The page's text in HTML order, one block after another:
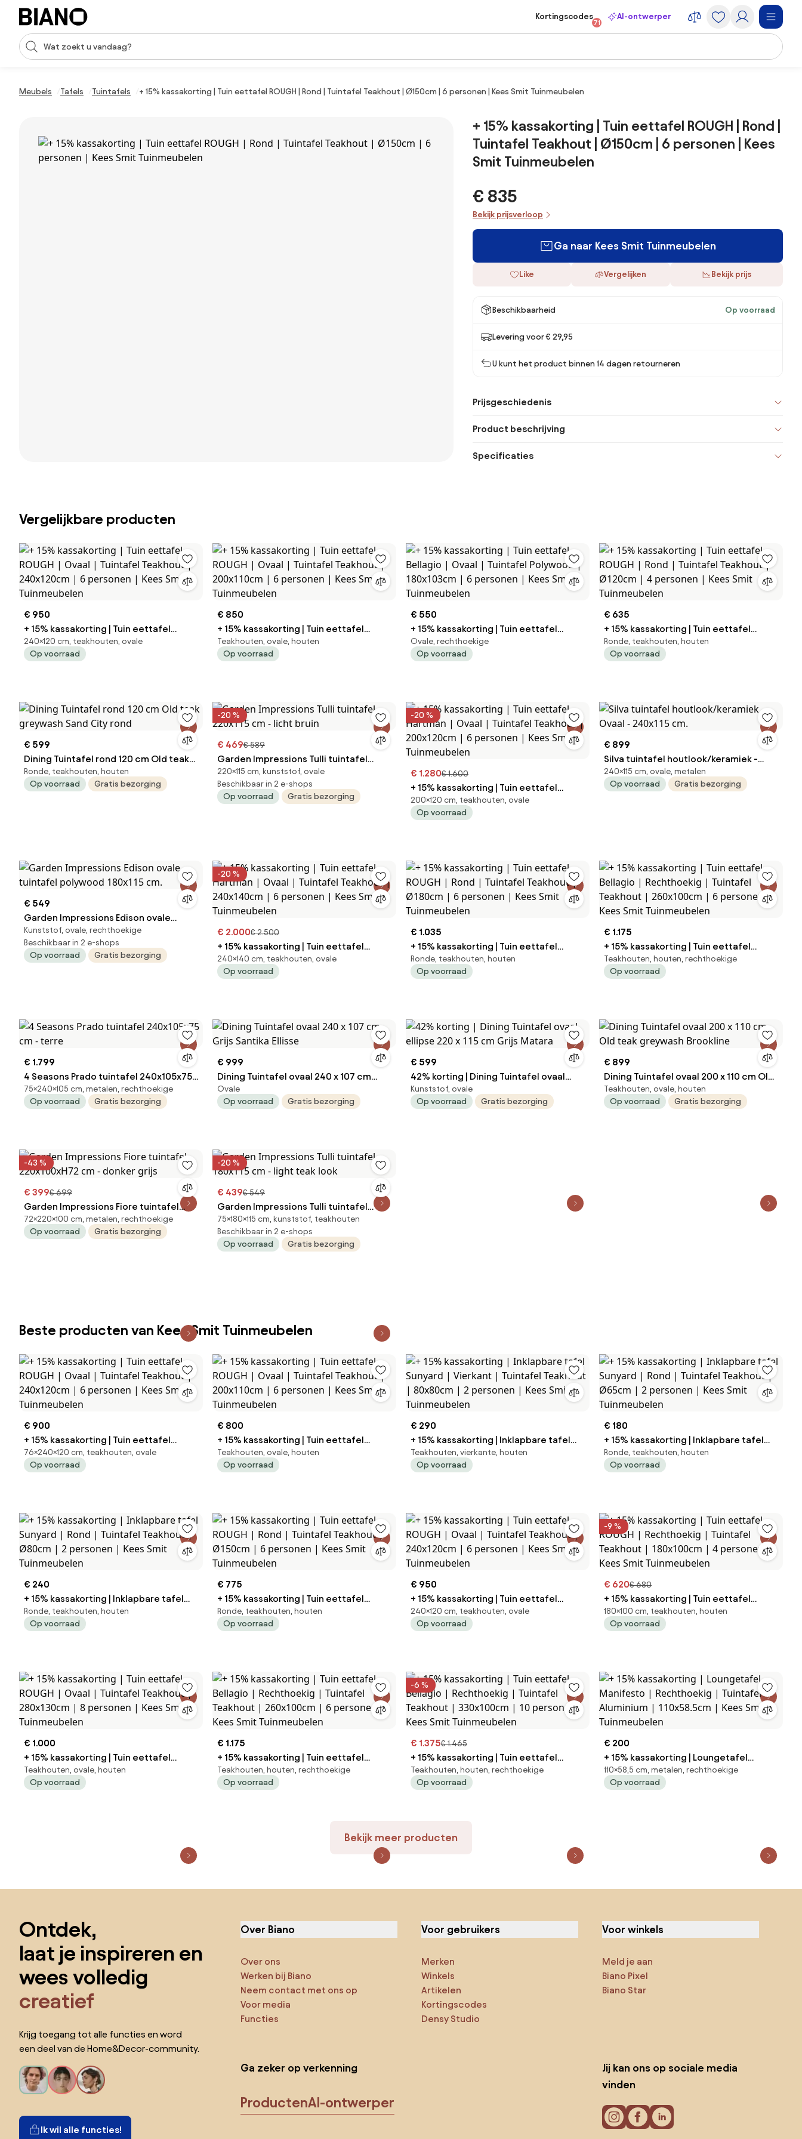
Navigatie overslaan, naar inhoud springen
Zoekopdracht invoeren
Kortingscodes
71
AI-ontwerper
Meubels Tafels Tuintafels + 15% kassakorting | Tuin eettafel ROUGH | Rond | Tuintafel Teakhout | Ø150cm | 6 personen | Kees Smit Tuinmeubelen
+ 15% kassakorting | Tuin eettafel ROUGH | Rond |
Tuintafel Teakhout | Ø150cm | 6 personen | Kees
Smit Tuinmeubelen
€ 835
Bekijk prijsverloop
Ga naar Kees Smit Tuinmeubelen
Like Vergelijken Bekijk prijs
Beschikbaarheid Op voorraad
Levering voor € 29,95
U kunt het product binnen 14 dagen retourneren
Prijsgeschiedenis
Product beschrijving
Specificaties
Vergelijkbare producten
€ 950
+ 15% kassakorting | Tuin eettafel
ROUGH | Ovaal | Tuintafel Teakhout |
240x120cm | 6 personen | Kees Smit
240×120 cm, teakhouten, ovale
Op voorraad
€ 850
+ 15% kassakorting | Tuin eettafel
ROUGH | Ovaal | Tuintafel Teakhout |
200x110cm | 6 personen | Kees Smit
Teakhouten, ovale, houten
Op voorraad
€ 550
+ 15% kassakorting | Tuin eettafel
Bellagio | Ovaal | Tuintafel Polywood |
180x103cm | 6 personen | Kees Smit
Ovale, rechthoekige
Op voorraad
€ 635
+ 15% kassakorting | Tuin eettafel
ROUGH | Rond | Tuintafel Teakhout |
Ø120cm | 4 personen | Kees Smit
Ronde, teakhouten, houten
Op voorraad
€ 599
Dining Tuintafel rond 120 cm Old teak
greywash Sand City rond
Ronde, teakhouten, houten
Op voorraad
Gratis bezorging
-20 %
€ 469€ 589
Garden Impressions Tulli tuintafel
220x115 cm - licht bruin
220×115 cm, kunststof, ovale
Beschikbaar in 2 e-shops
Op voorraad
Gratis bezorging
-20 %
€ 1.280€ 1.600
+ 15% kassakorting | Tuin eettafel
Hartman | Ovaal | Tuintafel Teakhout |
200x120cm | 6 personen | Kees Smit
200×120 cm, teakhouten, ovale
Op voorraad
€ 899
Silva tuintafel houtlook/keramiek -
Ovaal - 240x115 cm.
240×115 cm, ovale, metalen
Op voorraad
Gratis bezorging
€ 549
Garden Impressions Edison ovale
tuintafel polywood 180x115 cm.
Kunststof, ovale, rechthoekige
Beschikbaar in 2 e-shops
Op voorraad
Gratis bezorging
-20 %
€ 2.000€ 2.500
+ 15% kassakorting | Tuin eettafel
Hartman | Ovaal | Tuintafel Teakhout |
240x140cm | 6 personen | Kees Smit
240×140 cm, teakhouten, ovale
Op voorraad
€ 1.035
+ 15% kassakorting | Tuin eettafel
ROUGH | Rond | Tuintafel Teakhout |
Ø180cm | 6 personen | Kees Smit
Ronde, teakhouten, houten
Op voorraad
€ 1.175
+ 15% kassakorting | Tuin eettafel
Bellagio | Rechthoekig | Tuintafel
Teakhout | 260x100cm | 6 personen |
Teakhouten, houten, rechthoekige
Op voorraad
€ 1.799
4 Seasons Prado tuintafel 240x105x75
cm - terre
75×240×105 cm, metalen, rechthoekige
Op voorraad
Gratis bezorging
€ 999
Dining Tuintafel ovaal 240 x 107 cm
Grijs Santika Ellisse
Ovale
Op voorraad
Gratis bezorging
€ 599
42% korting | Dining Tuintafel ovaal
ellipse 220 x 115 cm Grijs Matara
Kunststof, ovale
Op voorraad
Gratis bezorging
€ 899
Dining Tuintafel ovaal 200 x 110 cm Old
teak greywash Brookline
Teakhouten, ovale, houten
Op voorraad
Gratis bezorging
-43 %
€ 399€ 699
Garden Impressions Fiore tuintafel
220x100xH72 cm - donker grijs
72×220×100 cm, metalen, rechthoekige
Op voorraad
Gratis bezorging
-20 %
€ 439€ 549
Garden Impressions Tulli tuintafel
180x115 cm - light teak look
75×180×115 cm, kunststof, teakhouten
Beschikbaar in 2 e-shops
Op voorraad
Gratis bezorging
Beste producten van Kees Smit Tuinmeubelen
€ 900
+ 15% kassakorting | Tuin eettafel
ROUGH | Ovaal | Tuintafel Teakhout |
240x120cm | 6 personen | Kees Smit
76×240×120 cm, teakhouten, ovale
Op voorraad
€ 800
+ 15% kassakorting | Tuin eettafel
ROUGH | Ovaal | Tuintafel Teakhout |
200x110cm | 6 personen | Kees Smit
Teakhouten, ovale, houten
Op voorraad
€ 290
+ 15% kassakorting | Inklapbare tafel
Sunyard | Vierkant | Tuintafel Teakhout |
80x80cm | 2 personen | Kees Smit
Teakhouten, vierkante, houten
Op voorraad
€ 180
+ 15% kassakorting | Inklapbare tafel
Sunyard | Rond | Tuintafel Teakhout |
Ø65cm | 2 personen | Kees Smit
Ronde, teakhouten, houten
Op voorraad
€ 240
+ 15% kassakorting | Inklapbare tafel
Sunyard | Rond | Tuintafel Teakhout |
Ø80cm | 2 personen | Kees Smit
Ronde, teakhouten, houten
Op voorraad
€ 775
+ 15% kassakorting | Tuin eettafel
ROUGH | Rond | Tuintafel Teakhout |
Ø150cm | 6 personen | Kees Smit
Ronde, teakhouten, houten
Op voorraad
€ 950
+ 15% kassakorting | Tuin eettafel
ROUGH | Ovaal | Tuintafel Teakhout |
240x120cm | 6 personen | Kees Smit
240×120 cm, teakhouten, ovale
Op voorraad
-9 %
€ 620€ 680
+ 15% kassakorting | Tuin eettafel
ROUGH | Rechthoekig | Tuintafel
Teakhout | 180x100cm | 4 personen |
180×100 cm, teakhouten, houten
Op voorraad
€ 1.000
+ 15% kassakorting | Tuin eettafel
ROUGH | Ovaal | Tuintafel Teakhout |
280x130cm | 8 personen | Kees Smit
Teakhouten, ovale, houten
Op voorraad
€ 1.175
+ 15% kassakorting | Tuin eettafel
Bellagio | Rechthoekig | Tuintafel
Teakhout | 260x100cm | 6 personen |
Teakhouten, houten, rechthoekige
Op voorraad
-6 %
€ 1.375€ 1.465
+ 15% kassakorting | Tuin eettafel
Bellagio | Rechthoekig | Tuintafel
Teakhout | 330x100cm | 10 personen |
Teakhouten, houten, rechthoekige
Op voorraad
€ 200
+ 15% kassakorting | Loungetafel
Manifesto | Rechthoekig | Tuintafel
Aluminium | 110x58.5cm | Kees Smit
110×58,5 cm, metalen, rechthoekige
Op voorraad
Bekijk meer producten
Ontdek,
laat je inspireren en
wees volledig
creatief
Krijg toegang tot alle functies en word
een deel van de Home&Decor-community.
Ik wil alle functies!
Over Biano
Over ons
Werken bij Biano
Neem contact met ons op
Voor media
Functies
Voor gebruikers
Merken
Winkels
Artikelen
Kortingscodes
Densy Studio
Voor winkels
Meld je aan
Biano Pixel
Biano Star
Ga zeker op verkenning
ProductenAI-ontwerper
Jij kan ons op sociale media
vinden